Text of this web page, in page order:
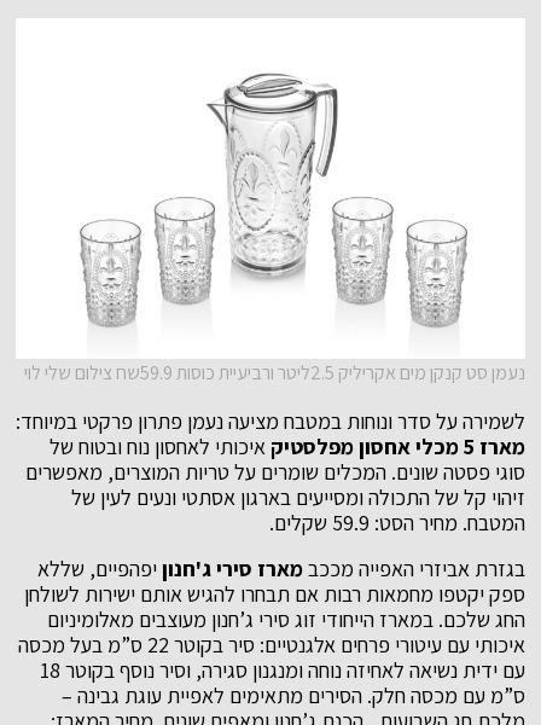
נעמן סט קנקן מים אקריליק 2.5ליטר ורביעיית כוסות 59.9שח צילום שלי לוי
לשמירה על סדר ונוחות במטבח מציעה נעמן פתרון פרקטי במיוחד:
מארז 5 מכלי אחסון מפלסטיק
איכותי לאחסון נוח ובטוח של
סוגי פסטה שונים. המכלים שומרים על טריות המוצרים, מאפשרים
זיהוי קל של התכולה ומסייעים בארגון אסתטי ונעים לעין של
המטבח. מחיר הסט: 59.9 שקלים.
בגזרת אביזרי האפייה מככבמארז סירי ג'חנוןיפהפיים, שללא
ספק יקטפו מחמאות רבות אם תבחרו להגיש אותם ישירות לשולחן
החג שלכם. במארז הייחודי זוג סירי ג’חנון מעוצבים מאלומיניום
איכותי עם עיטורי פרחים אלגנטיים: סיר בקוטר 22 ס”מ בעל מכסה
עם ידית נשיאה לאחיזה נוחה ומנגנון סגירה, וסיר נוסף בקוטר 18
ס”מ עם מכסה חלק. הסירים מתאימים לאפיית עוגת גבינה –